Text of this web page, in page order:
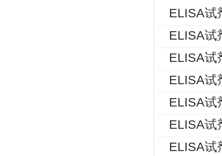
ELISA试
ELISA试
ELISA试
ELISA试
ELISA试
ELISA试
ELISA试